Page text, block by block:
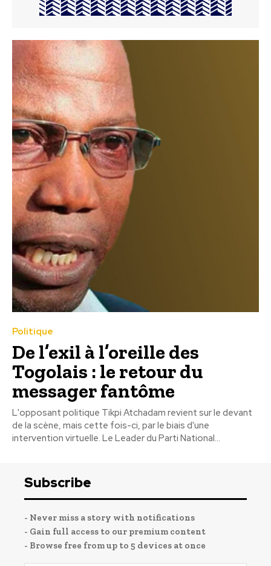
Politique
De l’exil à l’oreille des
Togolais : le retour du
messager fantôme
L'opposant politique Tikpi Atchadam revient sur le devant
de la scène, mais cette fois-ci, par le biais d'une
intervention virtuelle. Le Leader du Parti National...
Subscribe
- Never miss a story with notifications
- Gain full access to our premium content
- Browse free from up to 5 devices at once